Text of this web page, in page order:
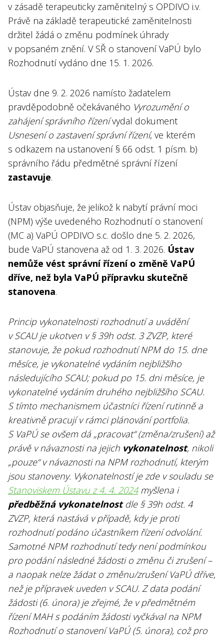
v zásadě terapeuticky zaměnitelný s OPDIVO i.v.
Právě na základě terapeutické zaměnitelnosti
držitel žádá o změnu podmínek úhrady
v popsaném znění. V SŘ o stanovení VaPÚ bylo
Rozhodnutí vydáno dne 15. 1. 2026.
Ústav dne 9. 2. 2026 namísto žadatelem
pravděpodobně očekávaného Vyrozumění o
zahájení správního řízenívydal dokument
Usnesení o zastavení správní řízení, ve kterém
s odkazem na ustanovení § 66 odst. 1 písm. b)
správního řádu předmětné správní řízení
zastavuje.
Ústav objasňuje, že jelikož k nabytí právní moci
(NPM) výše uvedeného Rozhodnutí o stanovení
(MC a) VaPÚ OPDIVO s.c. došlo dne 5. 2. 2026,
bude VaPÚ stanovena až od 1. 3. 2026. Ústav
nemůže vést správní řízení o změně VaPÚ
dříve, než byla VaPÚ přípravku skutečně
stanovena.
Princip vykonatelnosti rozhodnutí a uvádění
v SCAU je ukotven v § 39h odst. 3 ZVZP, které
stanovuje, že pokud rozhodnutí NPM do 15. dne
měsíce, je vykonatelné vydáním nejbližšího
následujícího SCAU; pokud po 15. dni měsíce, je
vykonatelné vydáním druhého nejbližšího SCAU.
S tímto mechanismem účastníci řízení rutinně a
kreativně pracují v rámci plánování portfolia.
S VaPÚ se ovšem dá „pracovat“ (změna/zrušení) až
právě v návaznosti na jejich vykonatelnost, nikoli
„pouze“ v návaznosti na NPM rozhodnutí, kterým
jsou stanoveny. Vykonatelností je zde v souladu se
Stanoviskem Ústavu z 4. 4. 2024 myšlena i
předběžná vykonatelnostdle § 39h odst. 4
ZVZP, která nastává v případě, kdy je proti
rozhodnutí podáno účastníkem řízení odvolání.
Samotné NPM rozhodnutí tedy není podmínkou
pro podání následné žádosti o změnu či zrušení –
a naopak nelze žádat o změnu/zrušení VaPÚ dříve,
než je přípravek uveden v SCAU. Z data podání
žádosti (6. února) je zřejmé, že v předmětném
řízení MAH s podáním žádosti vyčkával na NPM
Rozhodnutí o stanovení VaPÚ (5. února), což pro